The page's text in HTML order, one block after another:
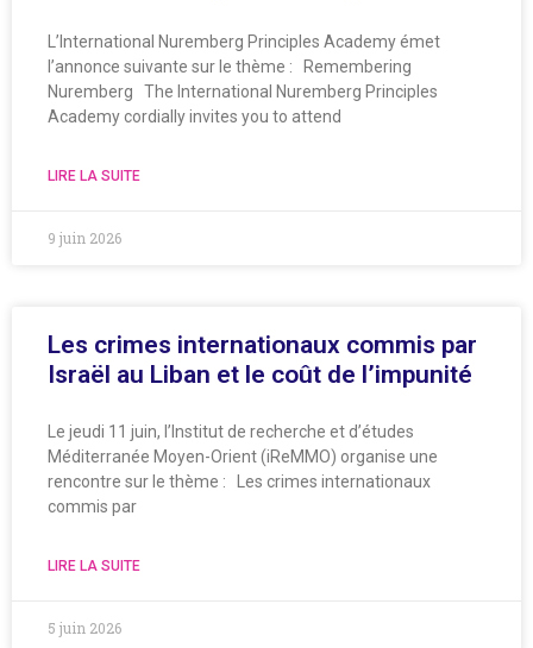
L’International Nuremberg Principles Academy émet
l’annonce suivante sur le thème : Remembering
Nuremberg The International Nuremberg Principles
Academy cordially invites you to attend
LIRE LA SUITE
9 juin 2026
Les crimes internationaux commis par
Israël au Liban et le coût de l’impunité
Le jeudi 11 juin, l’Institut de recherche et d’études
Méditerranée Moyen-Orient (iReMMO) organise une
rencontre sur le thème : Les crimes internationaux
commis par
LIRE LA SUITE
5 juin 2026